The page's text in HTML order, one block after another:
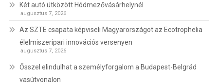
Két autó ütközött Hódmezővásárhelynél
augusztus 7, 2026
Az SZTE csapata képviseli Magyarországot az Ecotrophelia
élelmiszeripari innovációs versenyen
augusztus 7, 2026
Ősszel elindulhat a személyforgalom a Budapest-Belgrád
vasútvonalon